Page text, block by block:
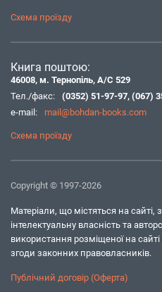
Схема проїзду
Книга поштою:
46008, м. Тернопіль, А/С 529
Тел./факс:
(0352) 51-97-97, (067)
e-mail:
mail@bohdan-books.com
Схема проїзду
Copyright © 1997-2026
Матеріали, що містяться на
інтелектуальну власність та
використання розміщеної на
згоди законних правовласників.
Публічний договір (Оферта)